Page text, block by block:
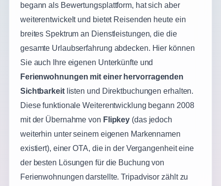
begann als Bewertungsplattform, hat sich aber
weiterentwickelt und bietet Reisenden heute ein
breites Spektrum an Dienstleistungen, die die
gesamte Urlaubserfahrung abdecken. Hier können
Sie auch Ihre eigenen Unterkünfte und
Ferienwohnungen mit einer hervorragenden
Sichtbarkeitlisten und Direktbuchungen erhalten.
Diese funktionale Weiterentwicklung begann 2008
mit der Übernahme von Flipkey (das jedoch
weiterhin unter seinem eigenen Markennamen
existiert), einer OTA, die in der Vergangenheit eine
der besten Lösungen für die Buchung von
Ferienwohnungen darstellte. Tripadvisor zählt zu